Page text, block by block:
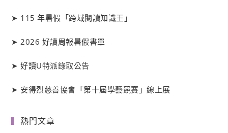
➤ 115 年暑假「跨域閱讀知識王」
➤2026 好讀周報暑假書單
➤好讀U特派錄取公告
➤ 安得烈慈善協會「第十屆學藝競賽」線上展
熱門文章